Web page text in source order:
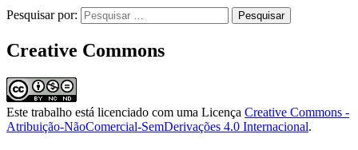
Pesquisar por:
Creative Commons
Este trabalho está licenciado com uma Licença Creative Commons -
Atribuição-NãoComercial-SemDerivações 4.0 Internacional.